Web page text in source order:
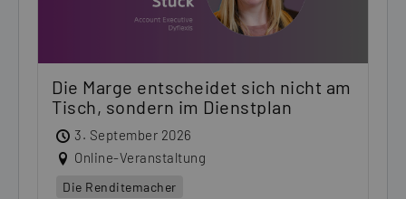
Die Marge entscheidet sich nicht am
Tisch, sondern im Dienstplan
3. September 2026
Online-Veranstaltung
Die Renditemacher